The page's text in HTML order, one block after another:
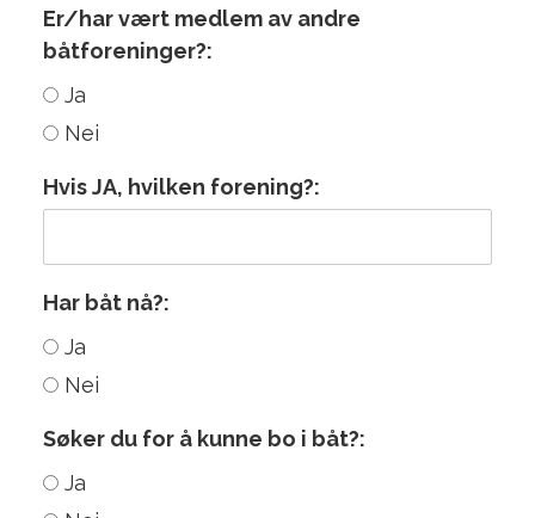
Er/har vært medlem av andre
båtforeninger?:
Ja
Nei
Hvis JA, hvilken forening?:
Har båt nå?:
Ja
Nei
Søker du for å kunne bo i båt?:
Ja